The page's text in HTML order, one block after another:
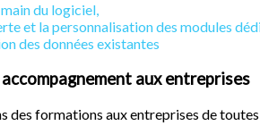
du logiciel,
et la personnalisation des modules
des données existantes
aux entreprises
des formations aux entreprises de